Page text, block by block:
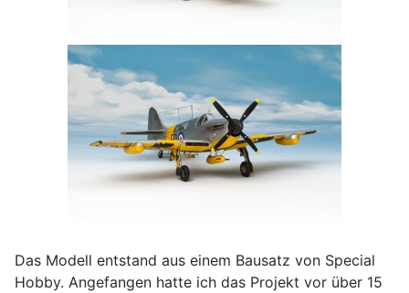
Das Modell entstand aus einem Bausatz von Special
Hobby. Angefangen hatte ich das Projekt vor über 15